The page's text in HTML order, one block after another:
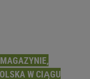
W CIĄGU